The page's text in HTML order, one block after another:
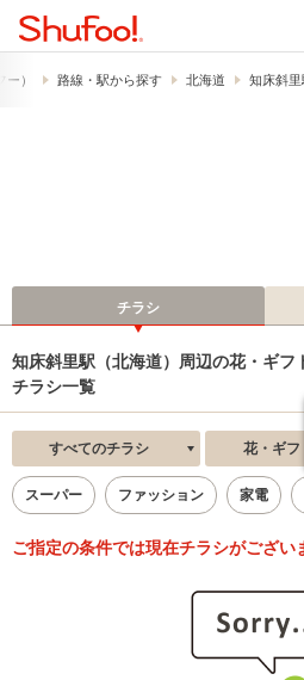
） 路線・駅から探す 北海道 知床斜里
チラシ
知床斜里駅（北海道）周辺の花・ギフ
チラシ一覧
すべてのチラシ 花・ギ
スーパー ファッション 家電
ご指定の条件では現在チラシがござい